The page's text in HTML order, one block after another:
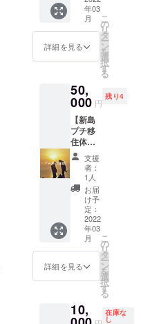
居酒屋
サン
シャイ
ンにて
ます。
食材
BBQ ・
工房の
コーガ
石に自
権利
（サイ
ズ自由)
※日程
は、後
日連絡
を取り
合い調
整させ
ていた
だきま
す。 ・
期間は
現時点
で3月〜
11月を
想定し
での交
通（船
年03
月
詳細を見る
こ
の
リ
タ
ー
ン
を
選
択
す
る
50,
000 円
残り4
【新島
プチ移
住体
験】 島
での仕
事を通
して、
島の暮
らしを
リアル
に感じ
られま
す。 ・
塩づく
り作業
スタッ
フ体験
支援
者：
1人
お届
け予
定：
2022
年03
月
詳細を見る
こ
の
リ
タ
ー
ン
を
選
択
す
る
10, 在庫な
し